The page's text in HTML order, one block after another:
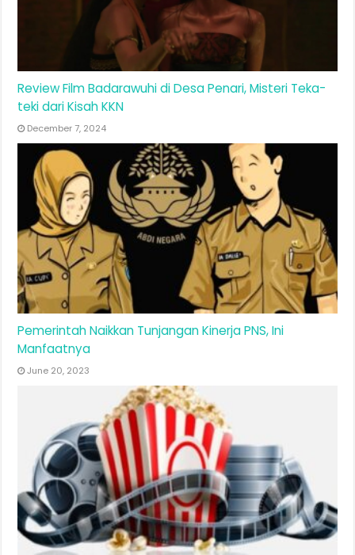
Review Film Badarawuhi di Desa Penari, Misteri Teka-
teki dari Kisah KKN
December 7, 2024
Pemerintah Naikkan Tunjangan Kinerja PNS, Ini
Manfaatnya
June 20, 2023